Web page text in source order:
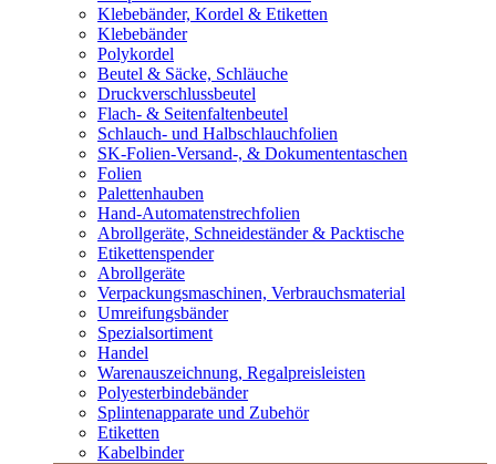
Klebebänder, Kordel & Etiketten
Klebebänder
Polykordel
Beutel & Säcke, Schläuche
Druckverschlussbeutel
Flach- & Seitenfaltenbeutel
Schlauch- und Halbschlauchfolien
SK-Folien-Versand-, & Dokumententaschen
Folien
Palettenhauben
Hand-Automatenstrechfolien
Abrollgeräte, Schneideständer & Packtische
Etikettenspender
Abrollgeräte
Verpackungsmaschinen, Verbrauchsmaterial
Umreifungsbänder
Spezialsortiment
Handel
Warenauszeichnung, Regalpreisleisten
Polyesterbindebänder
Splintenapparate und Zubehör
Etiketten
Kabelbinder